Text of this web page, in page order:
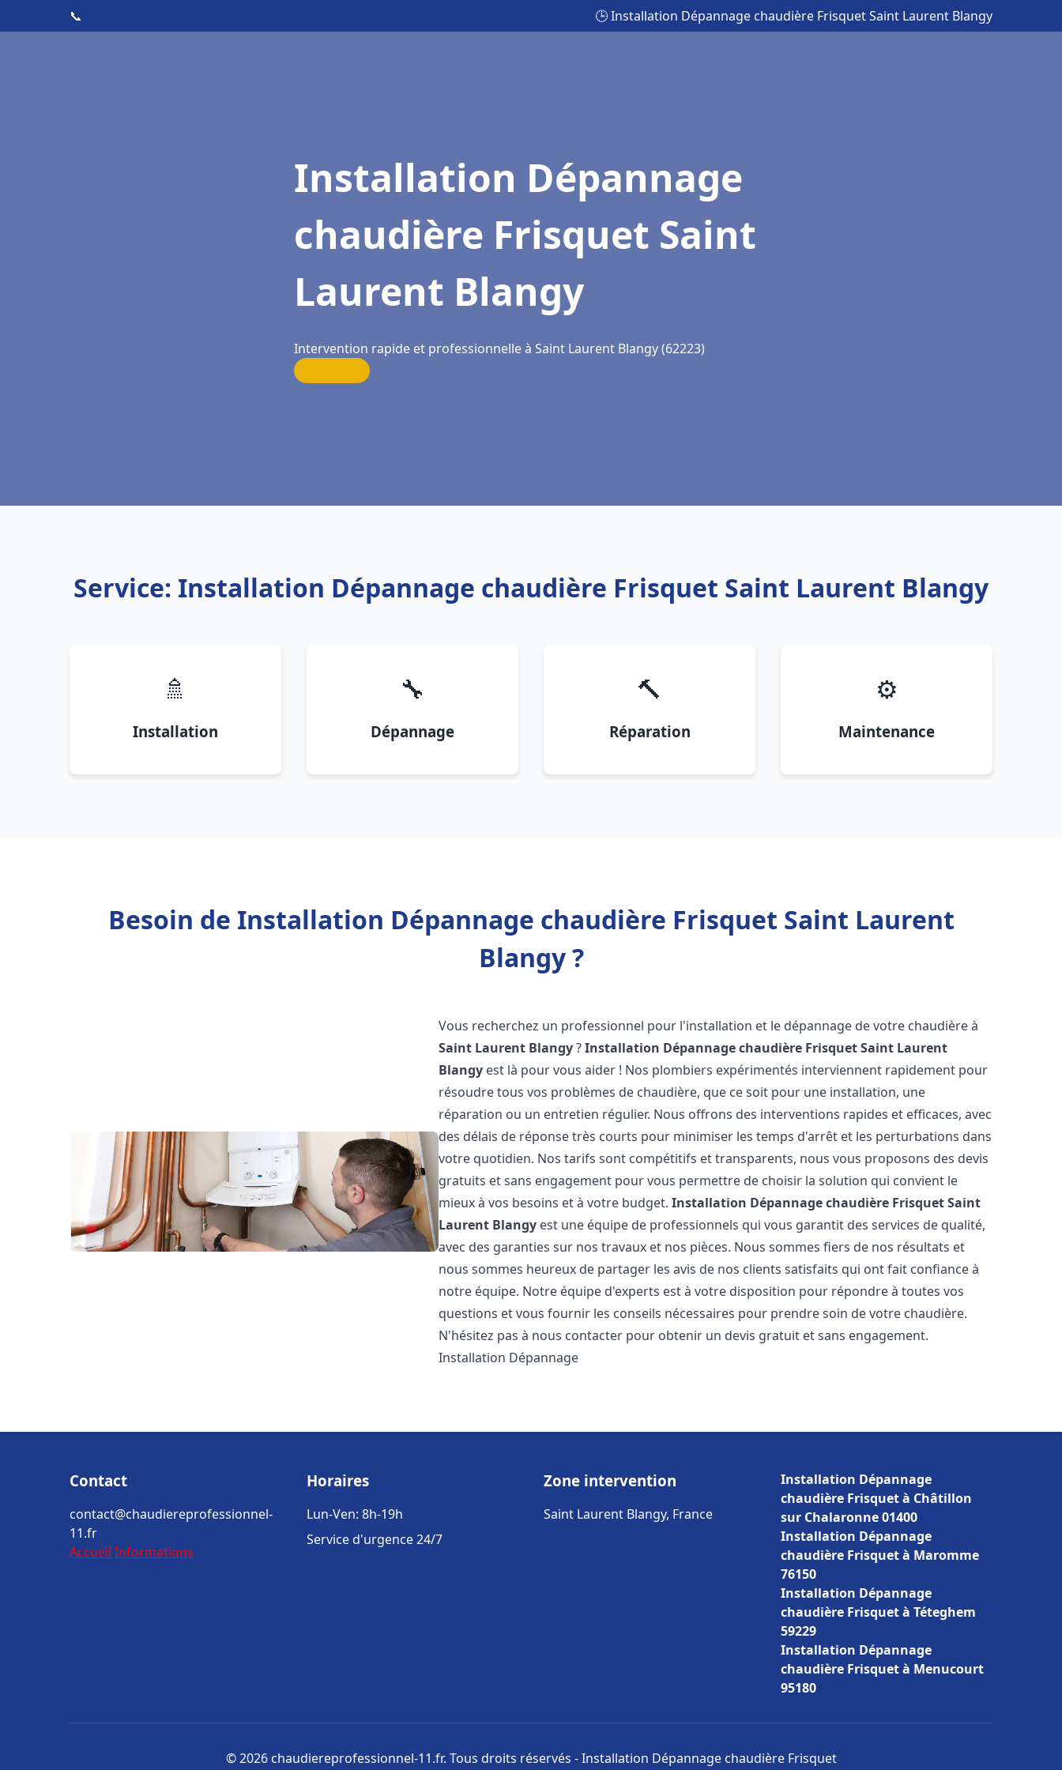
📞 🕒 Installation Dépannage chaudière Frisquet Saint Laurent Blangy
Installation Dépannage
chaudière Frisquet Saint
Laurent Blangy
Intervention rapide et professionnelle à Saint Laurent Blangy (62223)
Service: Installation Dépannage chaudière Frisquet Saint Laurent Blangy
🚿
Installation
🔧
Dépannage
🔨
Réparation
⚙️
Maintenance
Besoin de Installation Dépannage chaudière Frisquet Saint Laurent
Blangy ?
Vous recherchez un professionnel pour l'installation et le dépannage de votre chaudière à
Saint Laurent Blangy?Installation Dépannage chaudière FrisquetSaint Laurent
Blangy est là pour vous aider ! Nos plombiers expérimentés interviennent rapidement pour
résoudre tous vos problèmes de chaudière, que ce soit pour une installation, une
réparation ou un entretien régulier. Nous offrons des interventions rapides et efficaces, avec
des délais de réponse très courts pour minimiser les temps d'arrêt et les perturbations dans
votre quotidien. Nos tarifs sont compétitifs et transparents, nous vous proposons des devis
gratuits et sans engagement pour vous permettre de choisir la solution qui convient le
mieux à vos besoins et à votre budget.Installation Dépannage chaudière FrisquetSaint
Laurent Blangy est une équipe de professionnels qui vous garantit des services de qualité,
avec des garanties sur nos travaux et nos pièces. Nous sommes fiers de nos résultats et
nous sommes heureux de partager les avis de nos clients satisfaits qui ont fait confiance à
notre équipe. Notre équipe d'experts est à votre disposition pour répondre à toutes vos
questions et vous fournir les conseils nécessaires pour prendre soin de votre chaudière.
N'hésitez pas à nous contacter pour obtenir un devis gratuit et sans engagement.
Installation Dépannage
Contact
contact@chaudiereprofessionnel-
11.fr
Accueil Informations
Horaires
Lun-Ven: 8h-19h
Service d'urgence 24/7
Zone intervention
Saint Laurent Blangy, France
Installation Dépannage
chaudière Frisquet à Châtillon
sur Chalaronne 01400
Installation Dépannage
chaudière Frisquet à Maromme
76150
Installation Dépannage
chaudière Frisquet à Téteghem
59229
Installation Dépannage
chaudière Frisquet à Menucourt
95180
© 2026 chaudiereprofessionnel-11.fr. Tous droits réservés - Installation Dépannage chaudière Frisquet